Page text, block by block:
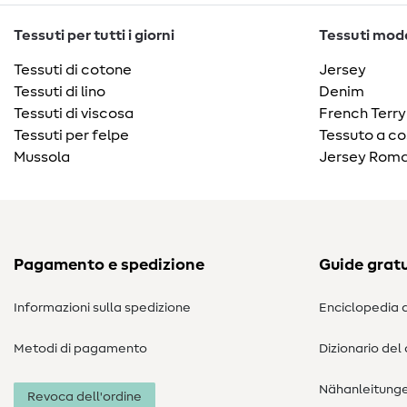
Tessuti per tutti i giorni
Tessuti di cotone
Tessuti di lino
Tessuti di viscosa
Tessuti per felpe
Mussola
Tessuti
Jersey
Denim
French Terry
Tessuto a
Jersey
Pagamento e spedizione
Informazioni sulla spedizione
Metodi di pagamento
Revoca dell'ordine
Guide
Enciclopedia
Dizionario del